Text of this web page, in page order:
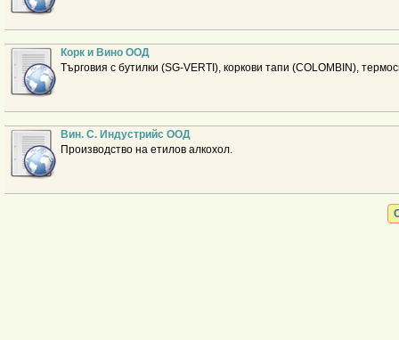
Корк и Вино ООД
Търговия с бутилки (SG-VERTI), коркови тапи (COLOMBIN),
Вин. С. Индустрийс ООД
Производство на етилов алкохол.